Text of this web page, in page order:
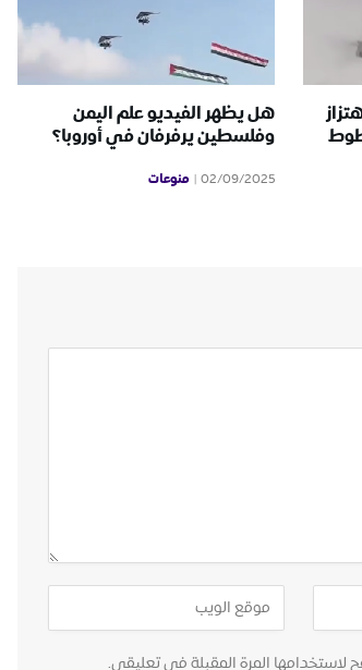
هل يظهر الفيديو علم اليمن
وفلسطين يرفرفان في أوروبا؟
02/09/2025 منوعات
لاستخدامها المرة المقبلة في تعليقي.